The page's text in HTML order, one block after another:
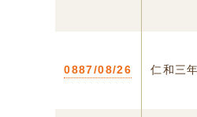
0887/08/26 仁和三